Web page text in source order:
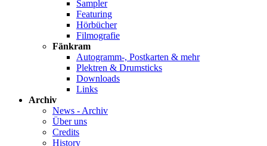
Sampler
Featuring
Hörbücher
Filmografie
Fänkram
Autogramm-, Postkarten & mehr
Plektren & Drumsticks
Downloads
Links
Archiv
News - Archiv
Über uns
Credits
History